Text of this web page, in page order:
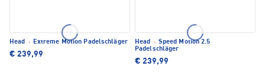
Head · Extreme Motion Padelschläger
€ 239,99
Head · Speed Motion 2.5
Padelschläger
€ 239,99